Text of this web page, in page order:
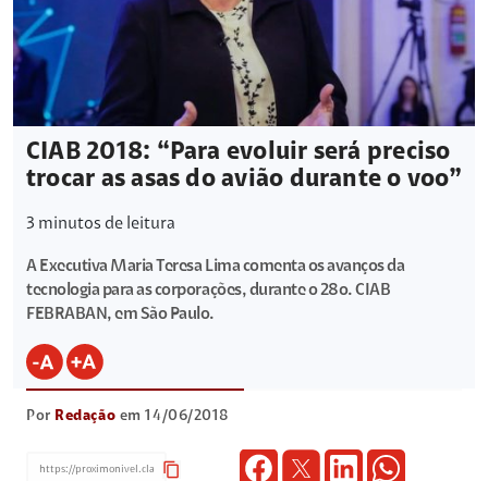
CIAB 2018: “Para evoluir será preciso
trocar as asas do avião durante o voo”
3 minutos de leitura
A Executiva Maria Teresa Lima comenta os avanços da
tecnologia para as corporações, durante o 28o. CIAB
FEBRABAN, em São Paulo.
Por Redação em 14/06/2018
content_copy